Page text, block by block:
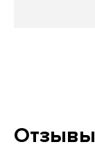
Отзывы